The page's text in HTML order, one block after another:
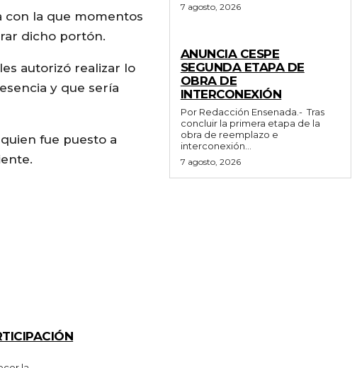
con la que momentos
dicho portón.
autorizó realizar lo
y que sería
fue puesto a
7 agosto, 2026
ANUNCIA CESPE
SEGUNDA ETAPA DE
OBRA DE
INTERCONEXIÓN
Por Redacción Ensenada.- Tras
concluir la primera etapa de la
obra de reemplazo e
interconexión...
7 agosto, 2026